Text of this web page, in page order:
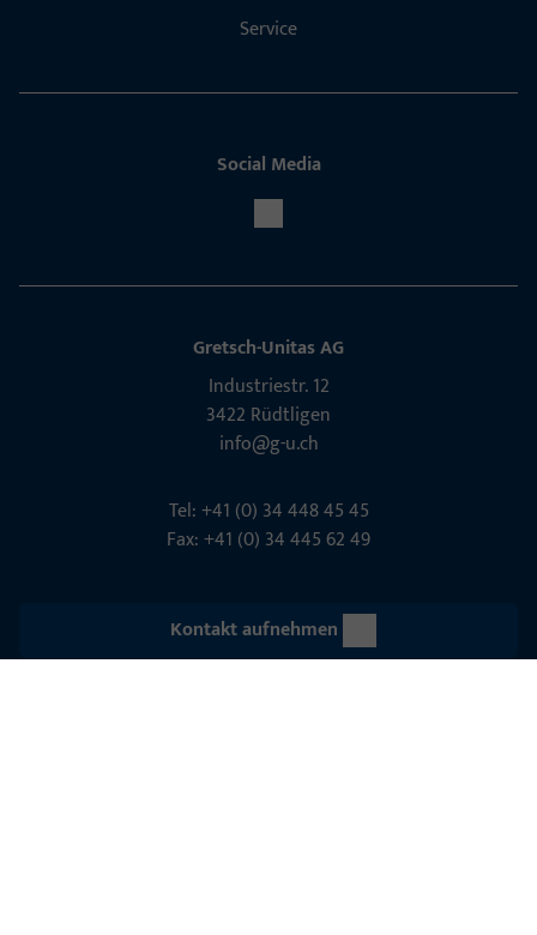
Service
Social Media
Gretsch-Unitas AG
Indu­s­triestr. 12
3422 Rüdt­ligen
info@g-u.ch
Tel: +41 (0) 34 448 45 45
Fax: +41 (0) 34 445 62 49
Kontakt aufnehmen